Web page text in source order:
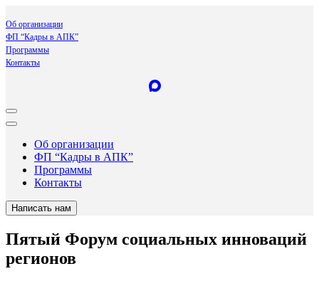
Об организации
ФП “Кадры в АПК”
Программы
Контакты
Об организации
ФП “Кадры в АПК”
Программы
Контакты
Написать нам
Пятый Форум социальных инноваций
регионов